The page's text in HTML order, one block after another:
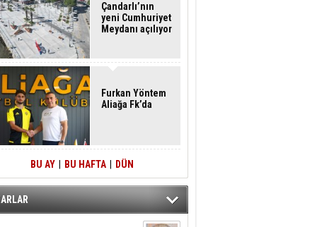
Çandarlı’nın
yeni Cumhuriyet
Meydanı açılıyor
Furkan Yöntem
Aliağa Fk’da
BU AY BU HAFTA DÜN